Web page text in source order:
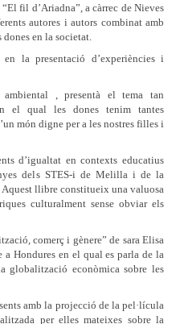
fil d’Ariadna”, a càrrec de Nieves
autores i autors combinat amb
dones en la societat.
la presentació d’experiències i
, presentà el tema tan
el qual les dones tenim tantes
món digne per a les nostres filles i
d’igualtat en contexts educatius
dels STES-i de Melilla i de la
llibre constitueix una valuosa
culturalment sense obviar els
comerç i gènere” de sara Elisa
a Hondures en el qual es parla de la
globalització econòmica sobre les
amb la projecció de la pel·lícula
per elles mateixes sobre la